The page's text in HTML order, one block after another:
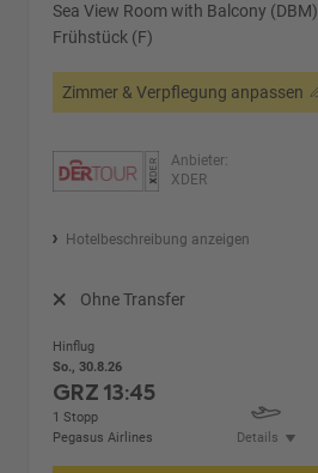
Sea View Room with Balcony (DBM)
Frühstück (F)
Zimmer & Verpflegung anpassen
Anbieter:
XDER
Hotelbeschreibung anzeigen
Ohne Transfer
Hinflug
So., 30.8.26
GRZ13:45
1 Stopp
Pegasus Airlines
Details